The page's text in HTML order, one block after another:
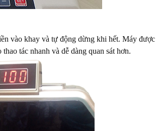
vào khay và tự động dừng khi hết. Máy được
tác nhanh và dễ dàng quan sát hơn.